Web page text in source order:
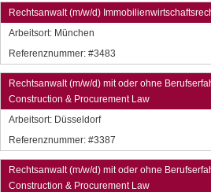
Rechtsanwalt (m/w/d)
Arbeitsort: München
Referenznummer: #3483
Rechtsanwalt (m/w/d) mit oder ohne
Construction & Procurement Law
Arbeitsort: Düsseldorf
Referenznummer: #3387
Rechtsanwalt (m/w/d) mit oder ohne
Construction & Procurement Law